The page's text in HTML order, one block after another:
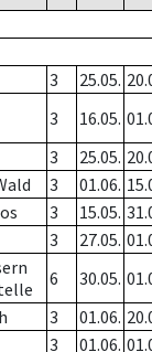
3 25.05.
3 16.05.
3 25.05.
3 01.06.
3 15.05.
3 27.05.
6 30.05.
3 01.06.
3 01.06.